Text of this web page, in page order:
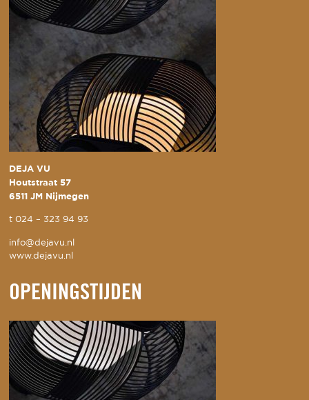
DEJA VU
Houtstraat 57
6511 JM Nijmegen
t024 – 323 94 93
info@dejavu.nl
www.dejavu.nl
OPENINGSTIJDEN